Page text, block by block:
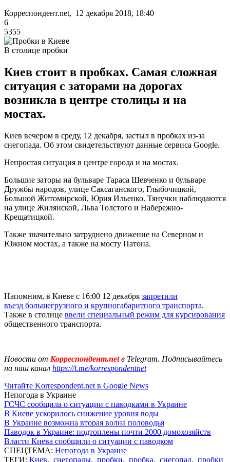
Корреспондент.net, 12 декабря 2018, 18:40
6
5355
В столице пробки
Киев стоит в пробках. Самая сложная
ситуация с заторами на дорогах
возникла в центре столицы и на
мостах.
Киев вечером в среду, 12 декабря, застыл в пробках из-за
снегопада. Об этом свидетельствуют данные сервиса Google.
Непростая ситуация в центре города и на мостах.
Большие заторы на бульваре Тараса Шевченко и бульваре
Дружбы народов, улице Саксаганского, Глыбочицкой,
Большой Житомирской, Юрия Ильенко. Тянучки наблюдаются
на улице Жилянской, Льва Толстого и Набережно-
Крещатицкой.
Также значительно затруднено движение на Северном и
Южном мостах, а также на мосту Патона.
Напомним, в Киеве с 16:00 12 декабря запретили
въезд большегрузного и крупногабаритного транспорта.
Также в столице ввели специальный режим для курсирования
общественного транспорта.
Новости от Корреспондент.netв Telegram. Подписывайтесь
на наш канал https://t.me/korrespondentnet
Читайте Korrespondent.net в Google News
Непогода в Украине
ГСЧС сообщила о ситуации с паводками в Украине
В Киеве ускорилось снижение уровня воды
В Украине возможна вторая волна половодья
Паводок в Украине: подтоплены почти 2000 домохозяйств
Власти Киева сообщили о ситуации с паводком
СПЕЦТЕМА: Непогода в Украине
ТЕГИ: Киев, снегопады, пробки, пробка, снегопад, пробки